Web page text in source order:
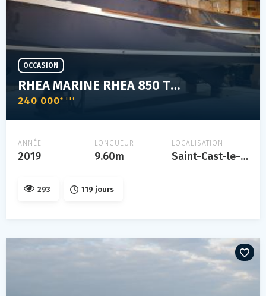
RHEA MARINE RHEA 850 TIMONIER
240 000€ TTC
OCCASION
ANNÉE
2019
LONGUEUR
9.60m
LOCALISATION
Saint-Cast-le-Guildo
293 119 jours